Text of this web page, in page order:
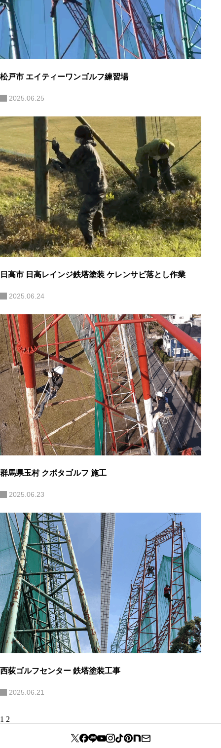
松戸市 エイティーワンゴルフ練習場
2025.06.25
日高市 日高レインジ鉄塔塗装 ケレンサビ落とし作業
2025.06.24
群馬県玉村 クボタゴルフ 施工
2025.06.23
西荻ゴルフセンター 鉄塔塗装工事
2025.06.21
投
稿
1 2